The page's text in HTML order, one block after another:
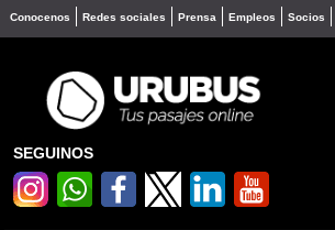
Conocenos Redes sociales Prensa Empleos Socios
SEGUINOS